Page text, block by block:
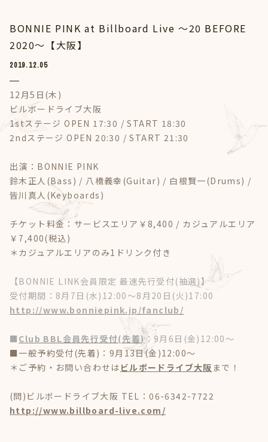
BONNIE PINK ​at Billboard Live ～20 BEFORE
2020～【大阪】
2019.12.05
12月5日(木)
ビルボードライブ大阪
1stステージ OPEN 17:30 / START 18:30
2ndステージ OPEN 20:30 / START 21:30
出演：BONNIE PINK
鈴木正人(Bass) / 八橋義幸(Guitar) / 白根賢一(Drums) /
皆川真人(Keyboards)
チケット料金：サービスエリア￥8,400 / カジュアルエリア
￥7,400(税込)
＊カジュアルエリアのみ1ドリンク付き
【BONNIE LINK会員限定 最速先行受付(抽選)】
受付期間：8月7日(水)12:00～8月20日(火)17:00
http://www.bonniepink.jp/fanclub/
■ Club BBL会員先行受付(先着)：9月6日(金)12:00～
■一般予約受付(先着)：9月13日(金)12:00～
＊ご予約・お問い合わせは ビルボードライブ大阪 まで！
(問)ビルボードライブ大阪 TEL：06-6342-7722
http://www.billboard-live.com/